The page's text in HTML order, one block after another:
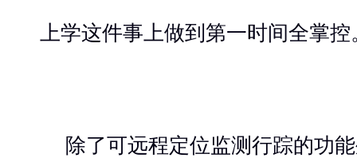
上学这件事上做到第一时间全掌控
除了可远程定位监测行踪的功